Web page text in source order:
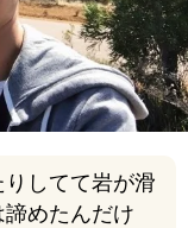
りしてて岩が滑
めたんだけ